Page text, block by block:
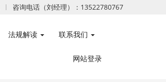
咨询电话（刘经理）：13522780767
法规解读 联系我们
网站登录